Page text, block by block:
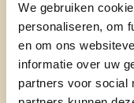
We gebruiken
personaliseren, om
en om ons
informatie over uw
partners voor social
Wespelaar
Brigitte: stelt
rond de wijze
centrum